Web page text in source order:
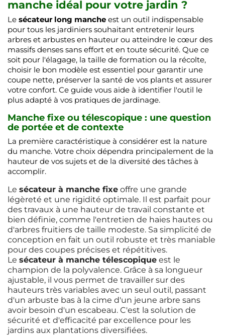
manche idéal pour votre jardin ?
Le sécateur long manche est un outil indispensable
pour tous les jardiniers souhaitant entretenir leurs
arbres et arbustes en hauteur ou atteindre le cœur des
massifs denses sans effort et en toute sécurité. Que ce
soit pour l'élagage, la taille de formation ou la récolte,
choisir le bon modèle est essentiel pour garantir une
coupe nette, préserver la santé de vos plants et assurer
votre confort. Ce guide vous aide à identifier l'outil le
plus adapté à vos pratiques de jardinage.
Manche fixe ou télescopique : une question
de portée et de contexte
La première caractéristique à considérer est la nature
du manche. Votre choix dépendra principalement de la
hauteur de vos sujets et de la diversité des tâches à
accomplir.
Le sécateur à manche fixe offre une grande
légèreté et une rigidité optimale. Il est parfait pour
des travaux à une hauteur de travail constante et
bien définie, comme l'entretien de haies hautes ou
d'arbres fruitiers de taille modeste. Sa simplicité de
conception en fait un outil robuste et très maniable
pour des coupes précises et répétitives.
Le sécateur à manche télescopique est le
champion de la polyvalence. Grâce à sa longueur
ajustable, il vous permet de travailler sur des
hauteurs très variables avec un seul outil, passant
d'un arbuste bas à la cime d'un jeune arbre sans
avoir besoin d'un escabeau. C'est la solution de
sécurité et d'efficacité par excellence pour les
jardins aux plantations diversifiées.